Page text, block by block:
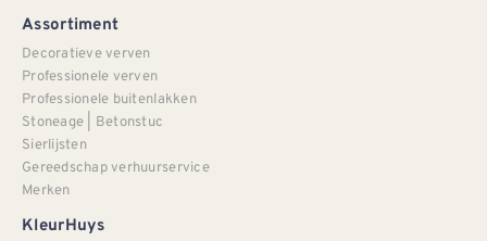
Assortiment
Decoratieve verven
Professionele verven
Professionele buitenlakken
Stoneage | Betonstuc
Sierlijsten
Gereedschap verhuurservice
Merken
KleurHuys